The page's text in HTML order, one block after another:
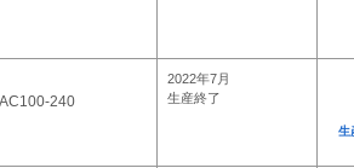
240
2022年7月
生産終了
生